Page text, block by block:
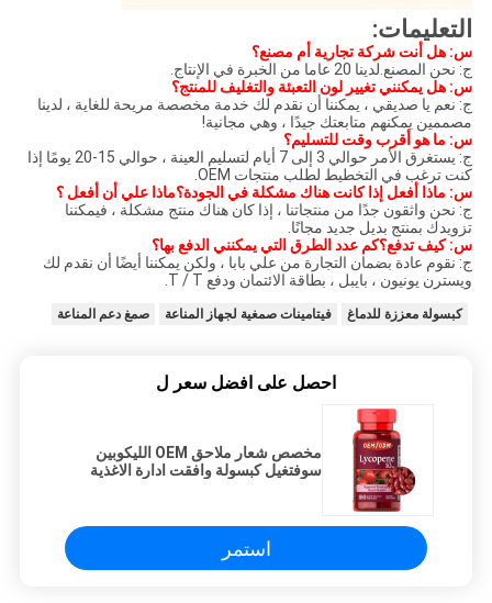
التعليمات:
س: هل أنت شركة تجارية أم مصنع؟
ج: نحن المصنع.لدينا 20 عاما من الخبرة في الإنتاج.
س: هل يمكنني تغيير لون التعبئة والتغليف للمنتج؟
ج: نعم يا صديقي ، يمكننا أن نقدم لك خدمة مخصصة مريحة للغاية ، لدينا
مصممين يمكنهم متابعتك جيدًا ، وهي مجانية!
س: ما هو أقرب وقت للتسليم؟
ج: يستغرق الأمر حوالي 3 إلى 7 أيام لتسليم العينة ، حوالي 15-20 يومًا إذا
كنت ترغب في التخطيط لطلب منتجات OEM.
س: ماذا أفعل إذا كانت هناك مشكلة في الجودة؟ماذا علي أن أفعل ؟
ج: نحن واثقون جدًا من منتجاتنا ، إذا كان هناك منتج مشكلة ، فيمكننا
تزويدك بمنتج بديل جديد مجانًا.
س: كيف تدفع؟كم عدد الطرق التي يمكنني الدفع بها؟
ج: نقوم عادة بضمان التجارة من علي بابا ، ولكن يمكننا أيضًا أن نقدم لك
ويسترن يونيون ، بايبل ، بطاقة الائتمان ودفع T / T.
كبسولة معززة للدماغ فيتامينات صمغية لجهاز المناعة صمغ دعم المناعة
احصل على افضل سعر ل
مخصص شعار ملاحق OEM الليكوبين
سوفتغيل كبسولة وافقت ادارة الاغذية
استمر